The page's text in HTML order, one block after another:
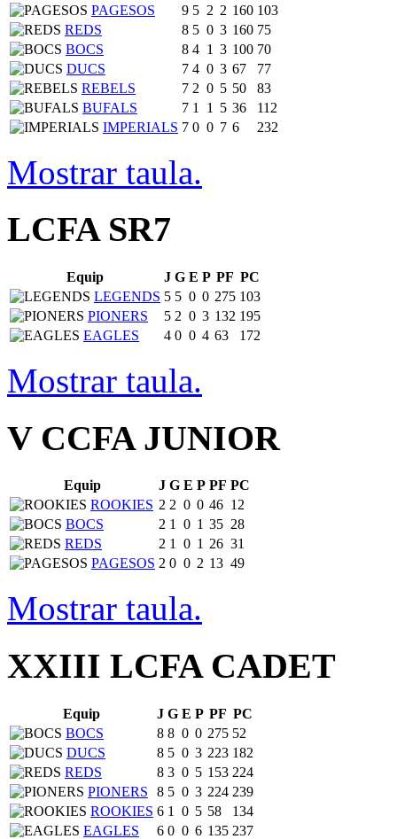
PAGESOS 9 5 2 2 160 103
REDS
8 5 0 3 160 75
BOCS
8 4 1 3 100 70
DUCS
7 4 0 3 67
77
REBELS
7 2 0 5 50
83
BUFALS
7 1 1 5 36
112
IMPERIALS 7 0 0 7 6 232
Mostrar taula.
LCFA SR7
Equip J G E P PF PC
LEGENDS 5 5 0 0 275 103
PIONERS
5 2 0 3 132 195
EAGLES
4 0 0 4 63 172
Mostrar taula.
V CCFA JUNIOR
Equip J G E P PF PC
ROOKIES 2 2 0 0 46 12
BOCS
2 1 0 1 35 28
REDS
2 1 0 1 26 31
PAGESOS 2 0 0 2 13 49
Mostrar taula.
XXIII LCFA CADET
Equip J G E P PF PC
BOCS
8 8 0 0 275 52
DUCS
8 5 0 3 223 182
REDS
8 3 0 5 153 224
PIONERS
8 5 0 3 224 239
ROOKIES 6 1 0 5 58
134
EAGLES
6 0 0 6 135 237